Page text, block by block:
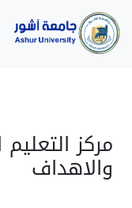
مركز
والاهداف